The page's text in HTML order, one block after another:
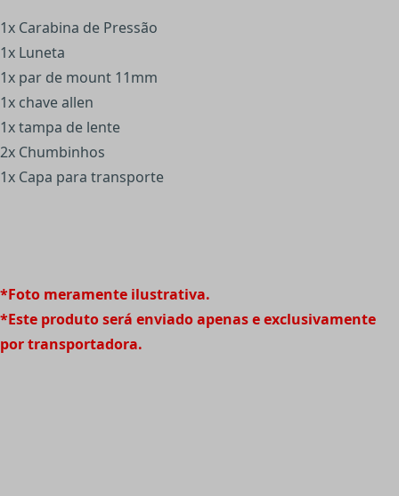
1x Carabina de Pressão
1x Luneta
1x par de mount 11mm
1x chave allen
1x tampa de lente
2x Chumbinhos
1x Capa para transporte
*Foto meramente ilustrativa.
*Este produto será enviado apenas e exclusivamente
por transportadora.